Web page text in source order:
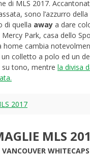
di MLS 2017.
sono l’azzurro della
di quella away a dare
Mercy Park, casa dello
home cambia
colletto a polo ed un
tono, mentre la divisa
MLS
VANCOUVER WHITECAPS